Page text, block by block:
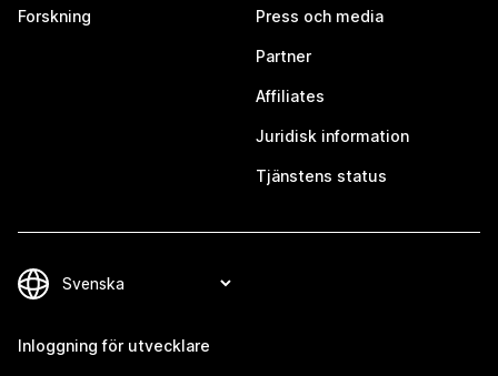
Forskning Press och media
Partner
Affiliates
Juridisk information
Tjänstens status
Inloggning för utvecklare